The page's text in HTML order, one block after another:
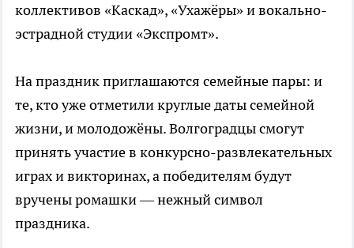
коллективов «Каскад», «Ухажёры» и вокально-
эстрадной студии «Экспромт».
На праздник приглашаются семейные пары: и
те, кто уже отметили круглые даты семейной
жизни, и молодожёны. Волгоградцы смогут
принять участие в конкурсно-развлекательных
играх и викторинах, а победителям будут
вручены ромашки — нежный символ
праздника.